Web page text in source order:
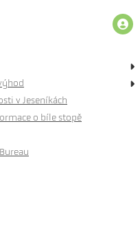
v Jeseníkách
o bíle stopě